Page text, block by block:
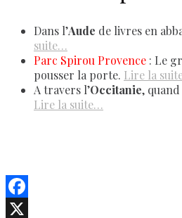
Dans l’Aude de livres en
suite…
Parc Spirou Provence : Le
pousser la porte. Lire la
A travers l’Occitanie, quand
Lire la suite…
Facebook